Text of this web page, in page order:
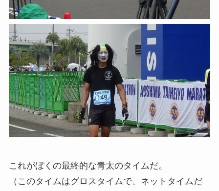
これがぼくの最終的な青太のタイムだ。
（このタイムはグロスタイムで、ネットタイムだ